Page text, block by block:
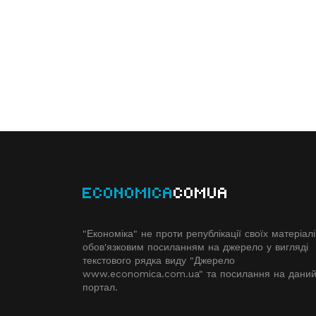
ECONOMICACOMUA
"Економіка" не проти републікації своїх
обов'язковим посиланням на джерело у вигляді
текстового рядка виду "Джерело
www.economiсa.com.ua" та посилання на даний
портал.